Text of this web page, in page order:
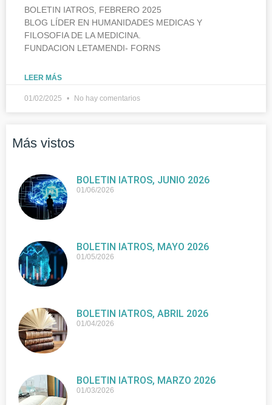
BOLETIN IATROS, FEBRERO 2025
BLOG LÍDER EN HUMANIDADES MEDICAS Y
FILOSOFIA DE LA MEDICINA.
FUNDACION LETAMENDI- FORNS
LEER MÁS
01/02/2025 No hay comentarios
Más vistos
BOLETIN IATROS, JUNIO 2026
01/06/2026
BOLETIN IATROS, MAYO 2026
01/05/2026
BOLETIN IATROS, ABRIL 2026
01/04/2026
BOLETIN IATROS, MARZO 2026
01/03/2026